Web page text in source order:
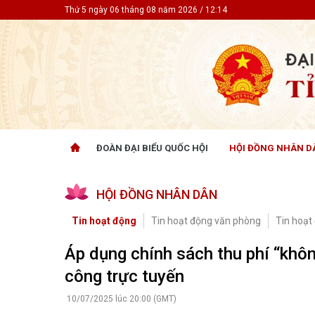
Thứ 5 ngày 06 tháng 08 năm 2026 / 12:14
ĐOÀN ĐẠI BIỂU QUỐC HỘI HỘI ĐỒNG NHÂN
Tin hoạt động
Tài liệu giám sát, khảo sát
Tin
Tài liệu
CỬ TRI QUAN TÂM
HỘI ĐỒNG NHÂN DÂN
Tin hoạt động Tin hoạt động văn phòng Tin hoạt
Áp dụng chính sách thu phí
công trực tuyến
10/07/2025 lúc 20:00 (GMT)